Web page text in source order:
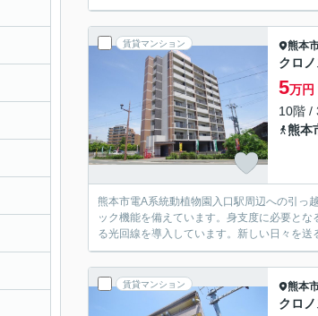
賃貸マンション 熊本
クロ
5万円
10階 /
熊本
熊本市電A系統動植物園入口駅周辺への引っ
ック機能を備えています。身支度に必要と
る光回線を導入しています。新しい日々を
賃貸マンション 熊本
クロ